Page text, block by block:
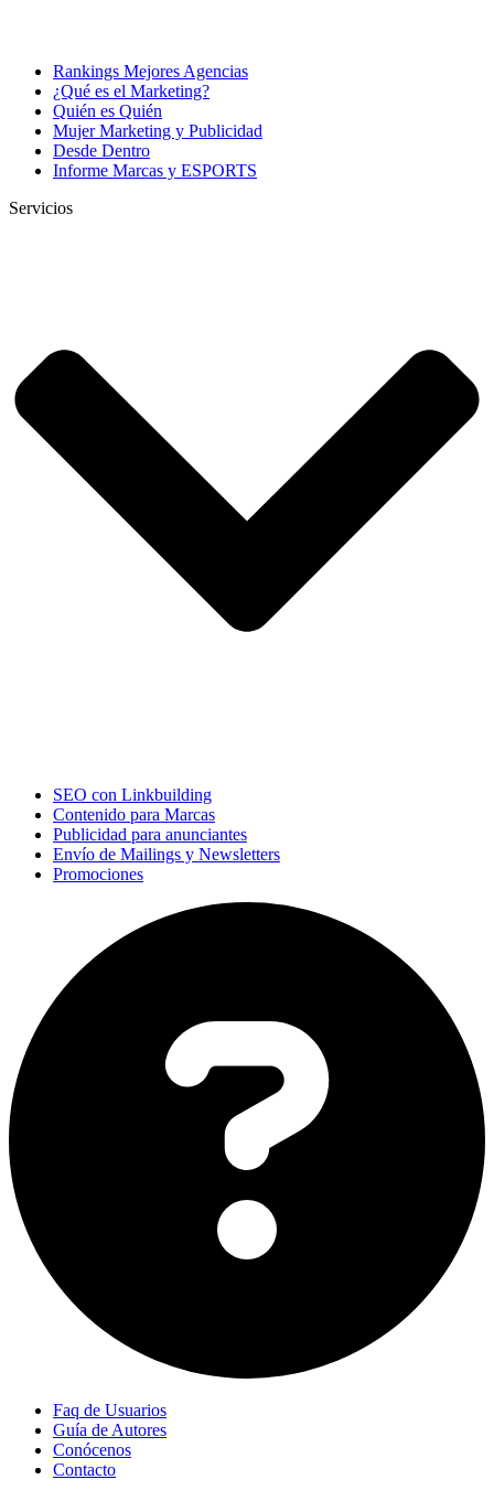
Rankings Mejores Agencias
¿Qué es el Marketing?
Quién es Quién
Mujer Marketing y Publicidad
Desde Dentro
Informe Marcas y ESPORTS
Servicios
SEO con Linkbuilding
Contenido para Marcas
Publicidad para anunciantes
Envío de Mailings y Newsletters
Promociones
Faq de Usuarios
Guía de Autores
Conócenos
Contacto